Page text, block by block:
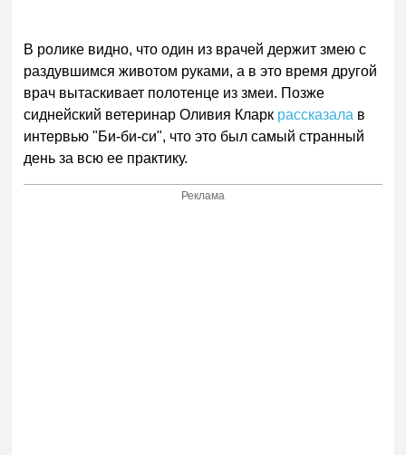
В ролике видно, что один из врачей держит змею с
раздувшимся животом руками, а в это время другой
врач вытаскивает полотенце из змеи. Позже
сиднейский ветеринар Оливия Кларк рассказала в
интервью "Би-би-си", что это был самый странный
день за всю ее практику.
Реклама